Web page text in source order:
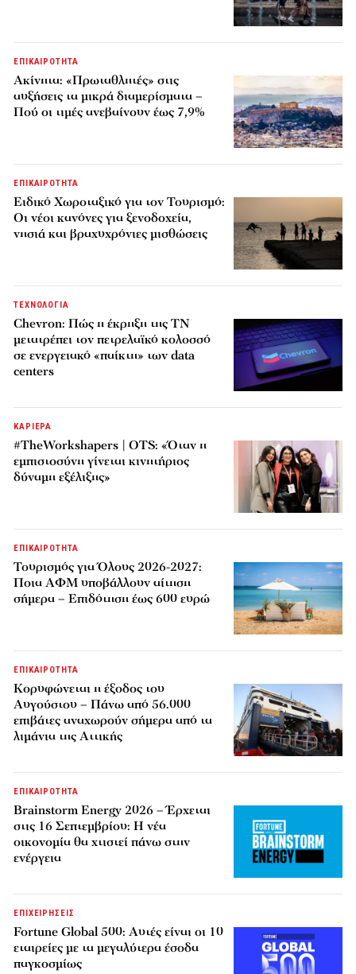
ΕΠΙΚΑΙΡΟΤΗΤΑ
Ακίνητα: «Πρωταθλητές» στις
αυξήσεις τα μικρά διαμερίσματα –
Πού οι τιμές ανεβαίνουν έως 7,9%
ΕΠΙΚΑΙΡΟΤΗΤΑ
Ειδικό Χωροταξικό για τον Τουρισμό:
Οι νέοι κανόνες για ξενοδοχεία,
νησιά και βραχυχρόνιες μισθώσεις
ΤΕΧΝΟΛΟΓΙΑ
Chevron: Πώς η έκρηξη της ΤΝ
μετατρέπει τον πετρελαϊκό κολοσσό
σε ενεργειακό «παίκτη» των data
centers
ΚΑΡΙΕΡΑ
#TheWorkshapers | OTS: «Όταν η
εμπιστοσύνη γίνεται κινητήριος
δύναμη εξέλιξης»
ΕΠΙΚΑΙΡΟΤΗΤΑ
Τουρισμός για Όλους 2026-2027:
Ποια ΑΦΜ υποβάλλουν αίτηση
σήμερα – Επιδότηση έως 600 ευρώ
ΕΠΙΚΑΙΡΟΤΗΤΑ
Κορυφώνεται η έξοδος του
Αυγούστου – Πάνω από 56.000
επιβάτες αναχωρούν σήμερα από τα
λιμάνια της Αττικής
ΕΠΙΚΑΙΡΟΤΗΤΑ
Brainstorm Energy 2026 – Έρχεται
στις 16 Σεπτεμβρίου: Η νέα
οικονομία θα χτιστεί πάνω στην
ενέργεια
ΕΠΙΧΕΙΡΗΣΕΙΣ
Fortune Global 500: Αυτές είναι οι 10
εταιρείες με τα μεγαλύτερα έσοδα
παγκοσμίως